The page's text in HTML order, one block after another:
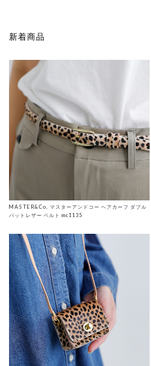
新着商品
MASTER&Co. マスターアンドコー ヘアカーフ ダブル
バットレザー ベルト mc1135